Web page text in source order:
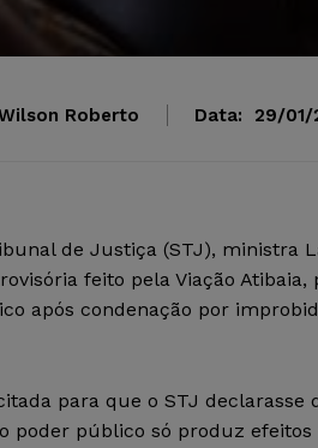
Roberto Data: 29/01/
de Justiça (STJ), ministra
feito pela Viação Atibaia,
após condenação por
para que o STJ declarasse
poder público só produz efeitos